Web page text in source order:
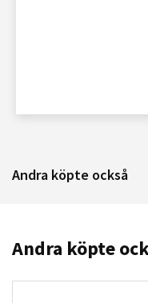
Andra köpte också
Andra köpte